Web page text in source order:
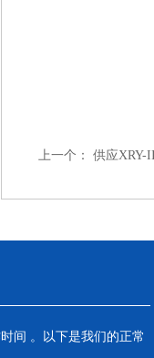
上一个： 供应XRY-
间 。以下是我们的正常